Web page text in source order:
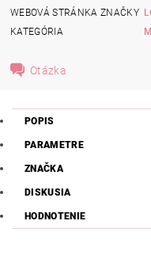
WEBOVÁ STRÁNKA ZNAČKY
KATEGÓRIA
Otázka
POPIS
PARAMETRE
ZNAČKA
DISKUSIA
HODNOTENIE